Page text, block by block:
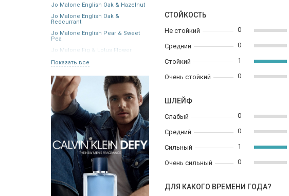
Jo Malone English Oak & Hazelnut
Jo Malone English Oak &
Redcurrant
Jo Malone English Pear & Sweet
Pea
Jo Malone Fig & Lotus Flower
Показать все
СТОЙКОСТЬ
Не стойкий
Средний
Стойкий
Очень стойкий
0
0
1
0
ШЛЕЙФ
Слабый
Средний
Сильный
Очень сильный
0
0
1
0
ДЛЯ КАКОГО ВРЕМЕНИ ГОДА?